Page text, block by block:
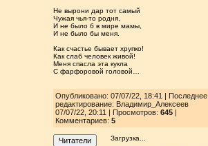
Не вырони дар тот самый
Чужая чья-то родня,
И не было б в мире мамы,
И не было бы меня.
Как счастье бывает хрупко!
Как слаб человек живой!
Меня спасла эта кукла
С фарфоровой головой…
Опубликовано: 07/07/22, 18:41 | Последнее
редактирование: Владимир_Алексеев
07/07/22, 20:11 | Просмотров: 645|
Комментариев: 5
Читатели Загрузка...